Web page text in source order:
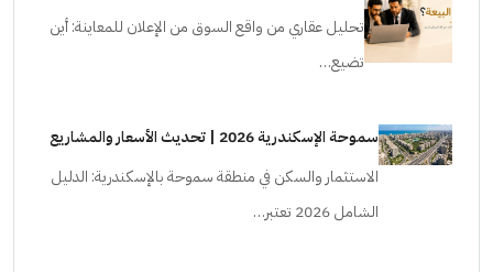
تحليل عقاري من واقع السوق من الإعلان للمعاينة: أين
تضيع…
سموحة الإسكندرية 2026 | تحديث الأسعار والمشاريع
الاستثمار والسكن في منطقة سموحة بالإسكندرية: الدليل
الشامل 2026 تعتبر…